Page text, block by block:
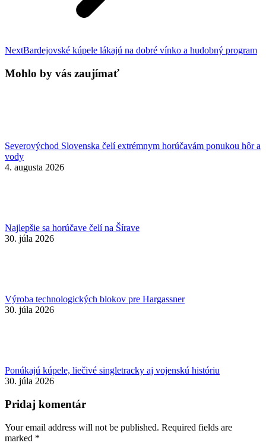
NextNext
Bardejovské kúpele lákajú na dobré vínko a hudobný program
Mohlo by vás zaujímať
Severovýchod Slovenska čelí extrémnym horúčavám ponukou hôr a
vody
4. augusta 2026
Najlepšie sa horúčave čelí na Šírave
30. júla 2026
Výroba technologických blokov pre Hargassner
30. júla 2026
Ponúkajú kúpele, liečivé singletracky aj vojenskú históriu
30. júla 2026
Pridaj komentár
Your email address will not be published. Required fields are
marked *